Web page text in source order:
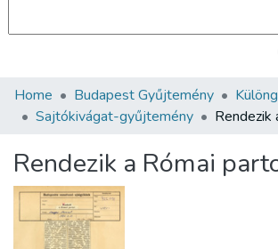
Communities & Collections
Statistics
About us
Home Budapest Gyűjtemény
Sajtókivágat-gyűjtemény
Rendezik
Rendezik a Római